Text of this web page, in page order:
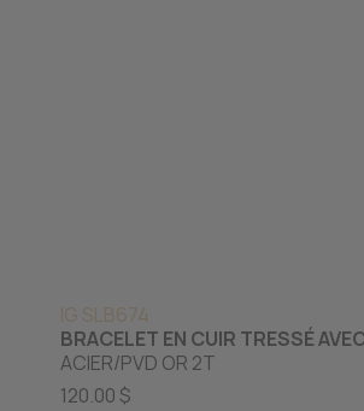
IG SLB674
BRACELET EN CUIR TRESSÉ
ACIER/PVD OR 2T
120.00 $